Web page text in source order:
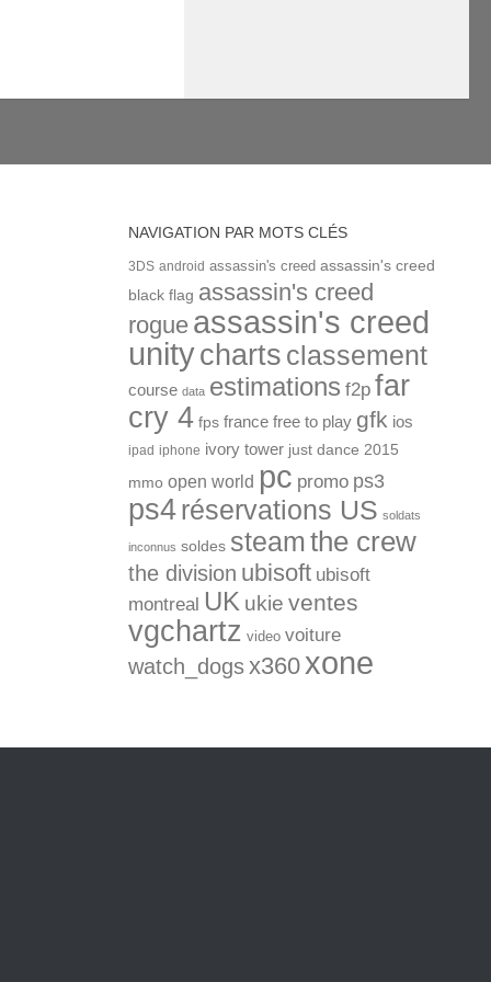
NAVIGATION PAR MOTS CLÉS
3DS android assassin's creed assassin's creed
black flag assassin's creed
rogue assassin's creed
unitycharts classement
course data estimations f2p far
cry 4 fps france free to play gfk ios
ipad iphone ivory tower just dance 2015
mmo open world pc promo ps3
ps4réservations US soldats
inconnus soldes steamthe crew
the division ubisoft ubisoft
montreal UK ukie ventes
vgchartz video voiture
watch_dogsx360 xone